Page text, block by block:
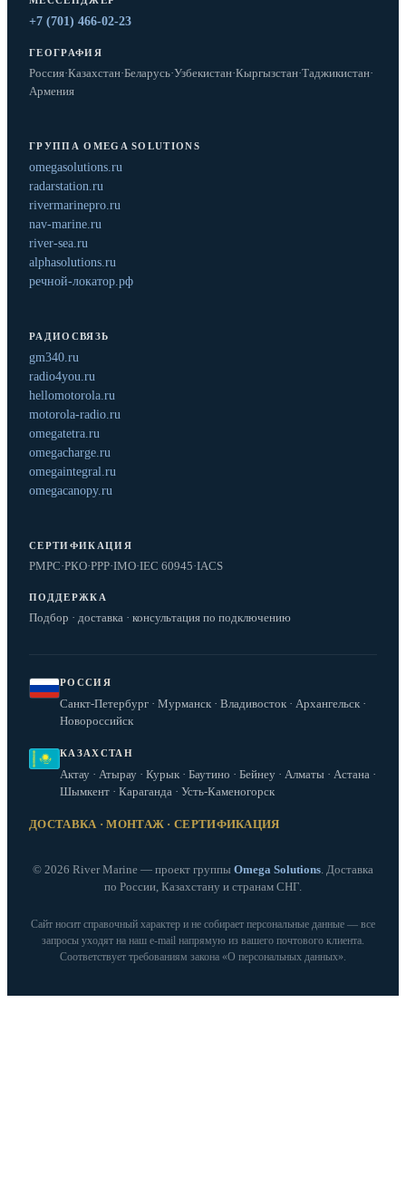
+7 (701) 466-02-23
ГЕОГРАФИЯ
Россия·Казахстан·Беларусь·Узбекистан·Кыргызстан·Таджикистан·
Армения
ГРУППА OMEGA SOLUTIONS
omegasolutions.ru
radarstation.ru
rivermarinepro.ru
nav-marine.ru
river-sea.ru
alphasolutions.ru
речной-локатор.рф
РАДИОСВЯЗЬ
gm340.ru
radio4you.ru
hellomotorola.ru
motorola-radio.ru
omegatetra.ru
omegacharge.ru
omegaintegral.ru
omegacanopy.ru
СЕРТИФИКАЦИЯ
РМРС·РКО·РРР·IMO·IEC 60945·IACS
ПОДДЕРЖКА
Подбор · доставка · консультация по подключению
РОССИЯ
Санкт-Петербург · Мурманск · Владивосток · Архангельск ·
Новороссийск
КАЗАХСТАН
Актау · Атырау · Курык · Баутино · Бейнеу · Алматы · Астана ·
Шымкент · Караганда · Усть-Каменогорск
ДОСТАВКА · МОНТАЖ · СЕРТИФИКАЦИЯ
© 2026 River Marine — проект группы Omega Solutions. Доставка
по России, Казахстану и странам СНГ.
Сайт носит справочный характер и не собирает персональные данные — все
запросы уходят на наш e‑mail напрямую из вашего почтового клиента.
Соответствует требованиям закона «О персональных данных».